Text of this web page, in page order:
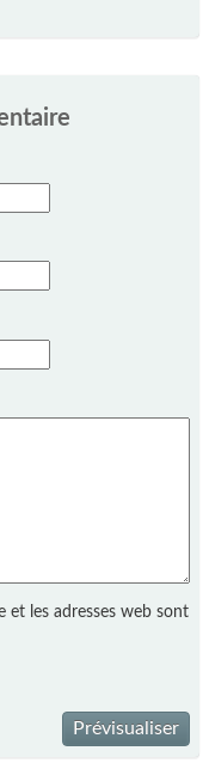
et les adresses web sont
Prévisualiser